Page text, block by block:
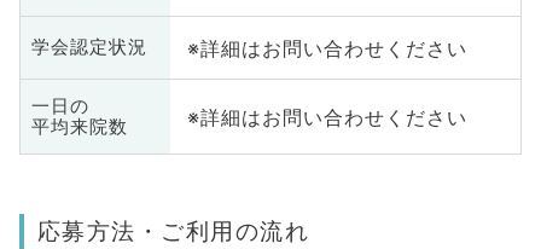
学会認定状況 ※詳細はお問い合わせください
一日の
平均来院数
※詳細はお問い合わせください
応募方法・ご利用の流れ